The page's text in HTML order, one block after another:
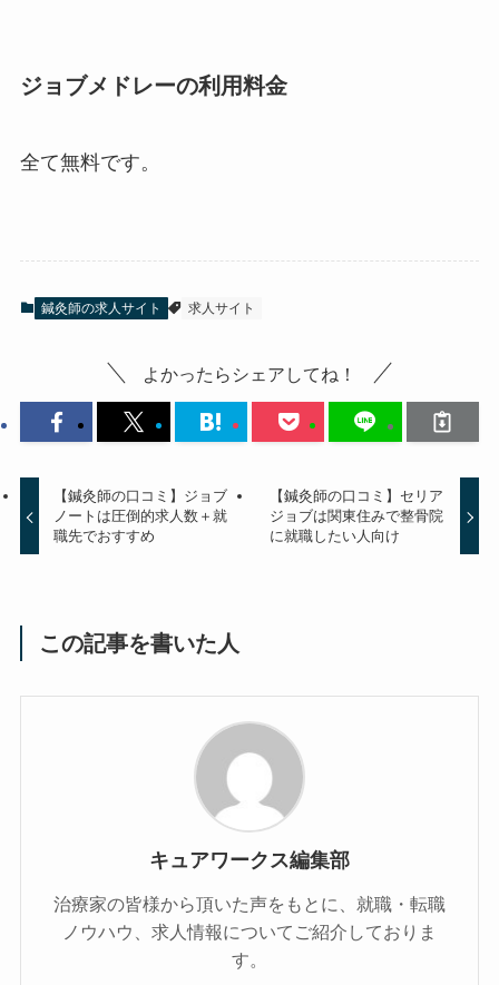
ジョブメドレーの利用料金
全て無料です。
鍼灸師の求人サイト 求人サイト
よかったらシェアしてね！
【鍼灸師の口コミ】ジョブ
ノートは圧倒的求人数＋就
職先でおすすめ
【鍼灸師の口コミ】セリア
ジョブは関東住みで整骨院
に就職したい人向け
この記事を書いた人
キュアワークス編集部
治療家の皆様から頂いた声をもとに、就職・転職
ノウハウ、求人情報についてご紹介しておりま
す。